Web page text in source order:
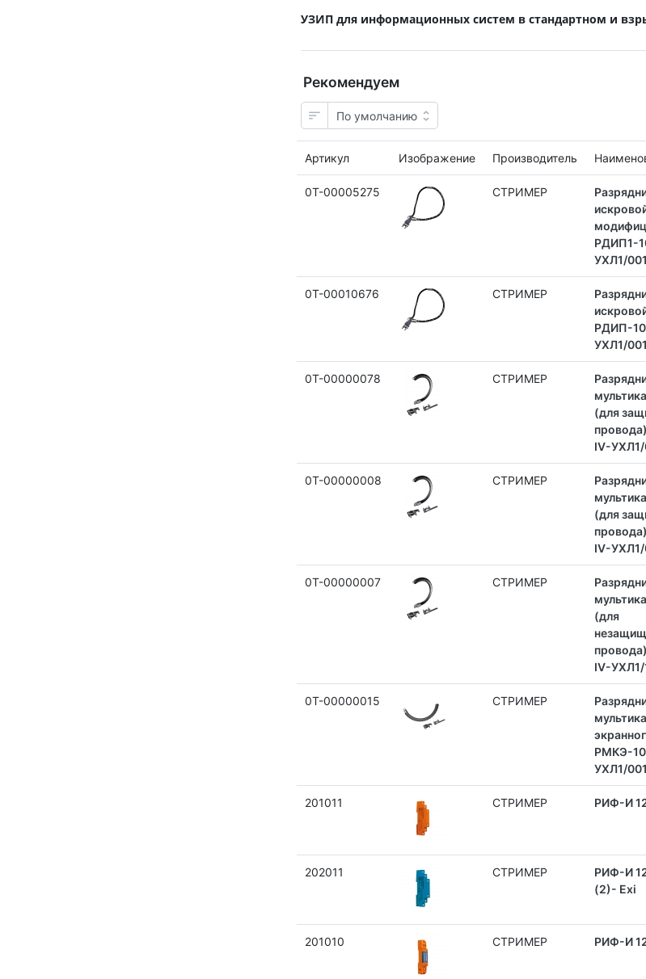
УЗИП для информационных систем в стандартном и
Рекомендуем
Артикул Изображение Производитель
0Т-00005275 СТРИМЕР
РДИП1-
УХЛ1/001
0Т-00010676 СТРИМЕР
РДИП-
УХЛ1/001
0Т-00000078 СТРИМЕР
(для
IV-УХЛ1/
0Т-00000008 СТРИМЕР
(для
IV-УХЛ1/
0Т-00000007 СТРИМЕР
(для
IV-УХЛ1/
0Т-00000015 СТРИМЕР
РМКЭ-
УХЛ1/001
201011 СТРИМЕР РИФ-И
202011 СТРИМЕР
РИФ-И
(2)- Exi
201010 СТРИМЕР РИФ-И